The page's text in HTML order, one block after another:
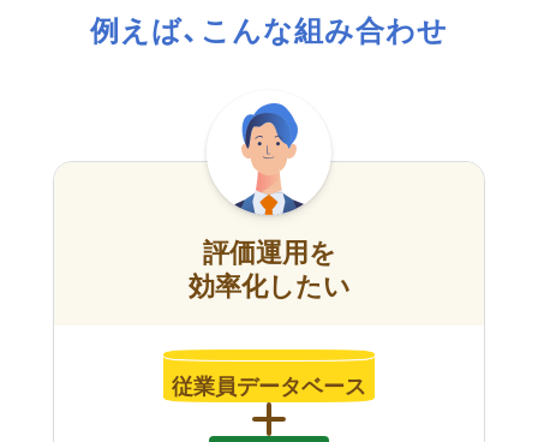
例えば、こんな組み合わせ
評価運用を
効率化したい
従業員データベース